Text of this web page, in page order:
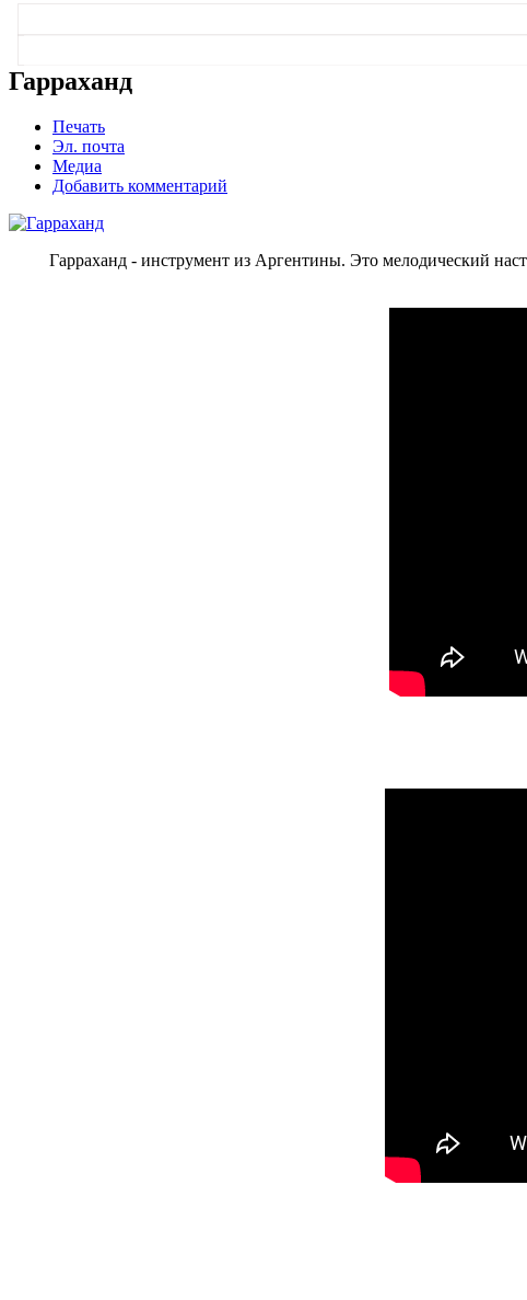
Гарраханд
Печать
Эл. почта
Медиа
Добавить комментарий
Гарраханд - инструмент из Аргентины. Это мелодический